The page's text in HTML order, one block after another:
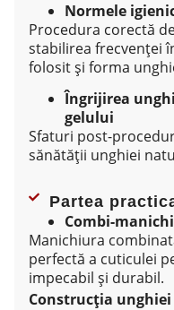
Normele
Procedura corectă
stabilirea frecvenței
folosit și forma
Îngrijirea
gelului
Sfaturi post-
sănătății unghiei
Partea
Combi-
Manichiura
perfectă a cuticulei
impecabil și durabil.
Construcția